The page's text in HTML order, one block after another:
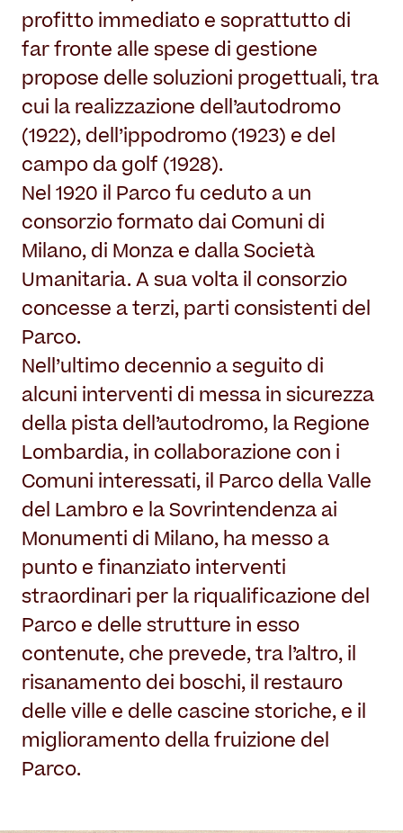
profitto immediato e soprattutto di
far fronte alle spese di gestione
propose delle soluzioni progettuali, tra
cui la realizzazione dell’autodromo
(1922), dell’ippodromo (1923) e del
campo da golf (1928).
Nel 1920 il Parco fu ceduto a un
consorzio formato dai Comuni di
Milano, di Monza e dalla Società
Umanitaria. A sua volta il consorzio
concesse a terzi, parti consistenti del
Parco.
Nell’ultimo decennio a seguito di
alcuni interventi di messa in sicurezza
della pista dell’autodromo, la Regione
Lombardia, in collaborazione con i
Comuni interessati, il Parco della Valle
del Lambro e la Sovrintendenza ai
Monumenti di Milano, ha messo a
punto e finanziato interventi
straordinari per la riqualificazione del
Parco e delle strutture in esso
contenute, che prevede, tra l’altro, il
risanamento dei boschi, il restauro
delle ville e delle cascine storiche, e il
miglioramento della fruizione del
Parco.